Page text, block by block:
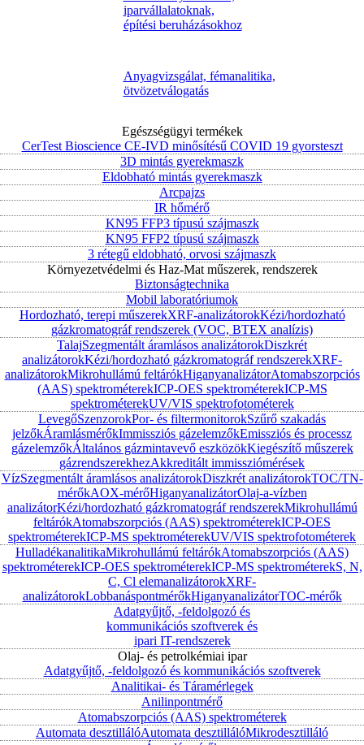
iparvállalatoknak,
építési beruházásokhoz
Anyagvizsgálat, fémanalitika,
ötvözetválogatás
Egészségügyi termékek
CerTest Bioscience CE-IVD minősítésű COVID 19 gyorsteszt
3D mintás gyerekmaszk
Eldobható mintás gyerekmaszk
Arcpajzs
IR hőmérő
KN95 FFP3 típusú szájmaszk
KN95 FFP2 típusú szájmaszk
3 rétegű eldobható, orvosi szájmaszk
Környezetvédelmi és Haz-Mat műszerek, rendszerek
Biztonságtechnika
Mobil laboratóriumok
Hordozható, terepi műszerekXRF-analizátorokKézi/hordozható
gázkromatográf rendszerek (VOC, BTEX analízis)
TalajSzegmentált áramlásos analizátorokDiszkrét
analizátorokKézi/hordozható gázkromatográf rendszerekXRF-
analizátorokMikrohullámú feltárókHiganyanalizátorAtomabszorpciós
(AAS) spektrométerekICP-OES spektrométerekICP-MS
spektrométerekUV/VIS spektrofotométerek
LevegőSzenzorokPor- és filtermonitorokSzűrő szakadás
jelzőkÁramlásmérőkImmissziós gázelemzőkEmissziós és processz
gázelemzőkÁltalános gázmintavevő eszközökKiegészítő műszerek
gázrendszerekhezAkkreditált immissziómérések
VízSzegmentált áramlásos analizátorokDiszkrét analizátorokTOC/TN-
mérőkAOX-mérőHiganyanalizátorOlaj-a-vízben
analizátorKézi/hordozható gázkromatográf rendszerekMikrohullámú
feltárókAtomabszorpciós (AAS) spektrométerekICP-OES
spektrométerekICP-MS spektrométerekUV/VIS spektrofotométerek
HulladékanalitikaMikrohullámú feltárókAtomabszorpciós (AAS)
spektrométerekICP-OES spektrométerekICP-MS spektrométerekS, N,
C, Cl elemanalizátorokXRF-
analizátorokLobbanáspontmérőkHiganyanalizátorTOC-mérők
Adatgyűjtő, -feldolgozó és
kommunikációs szoftverek és
ipari IT-rendszerek
Olaj- és petrolkémiai ipar
Adatgyűjtő, -feldolgozó és kommunikációs szoftverek
Analitikai- és Táramérlegek
Anilinpontmérő
Atomabszorpciós (AAS) spektrométerek
Automata desztillálóAutomata desztillálóMikrodesztilláló